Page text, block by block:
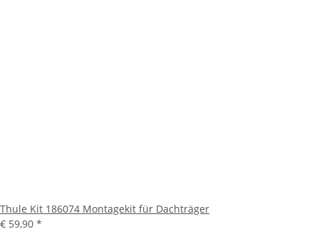
Thule Kit 186074 Montagekit für Dachträger
€ 59,90 *